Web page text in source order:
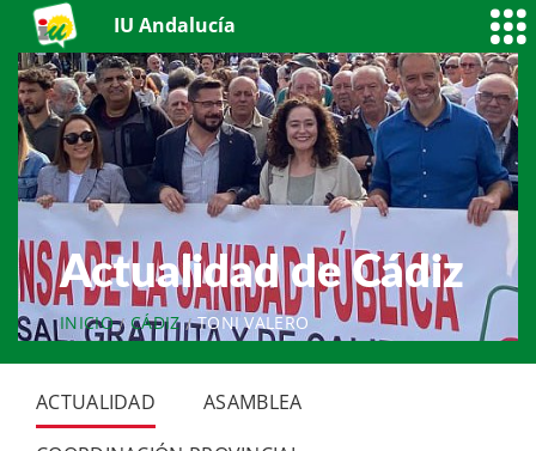
IU Andalucía
Actualidad de Cádiz
INICIO CÁDIZ TONI VALERO
ACTUALIDAD
ASAMBLEA